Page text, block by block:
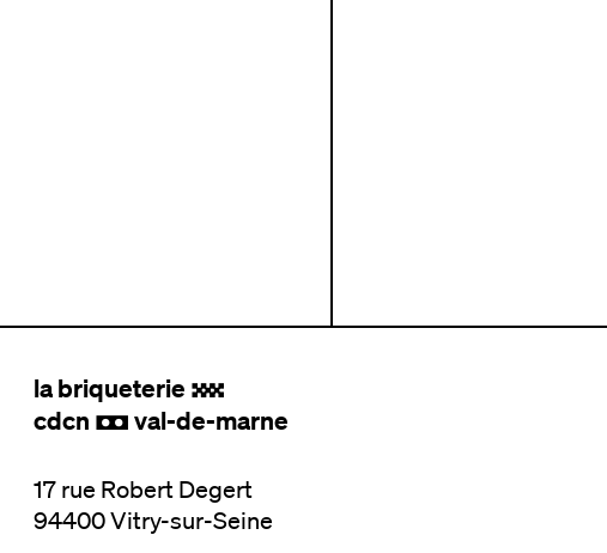
la briqueterie .
cdcn , val-de-marne
17 rue Robert Degert
94400 Vitry-sur-Seine